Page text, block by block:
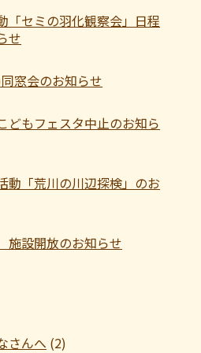
「セミの羽化観察会」日程
せ
窓会のお知らせ
どもフェスタ中止のお知ら
動「荒川の川辺探検」のお
設開放のお知らせ
さんへ (2)